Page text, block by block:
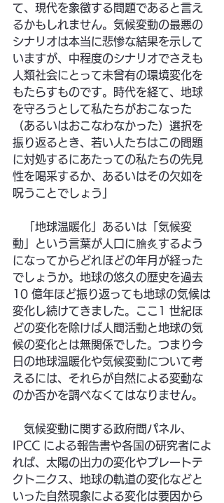
て、現代を象徴する問題であると言え
るかもしれません。気候変動の最悪の
シナリオは本当に悲惨な結果を示して
いますが、中程度のシナリオでさえも
人類社会にとって未曾有の環境変化を
もたらすものです。時代を経て、地球
を守ろうとして私たちがおこなった
（あるいはおこなわなかった）選択を
振り返るとき、若い人たちはこの問題
に対処するにあたっての私たちの先見
性を喝采するか、あるいはその欠如を
呪うことでしょう」
「地球温暖化」あるいは「気候変
動」という言葉が人口に膾炙するよう
になってからどれほどの年月が経った
でしょうか。地球の悠久の歴史を過去
10 億年ほど振り返っても地球の気候は
変化し続けてきました。ここ1 世紀ほ
どの変化を除けば人間活動と地球の気
候の変化とは無関係でした。つまり今
日の地球温暖化や気候変動について考
えるには、それらが自然による変動な
のか否かを調べなくてはなりません。
気候変動に関する政府間パネル、
IPCC による報告書や各国の研究者によ
れば、太陽の出力の変化やプレートテ
クトニクス、地球の軌道の変化などと
いった自然現象による変化は要因から